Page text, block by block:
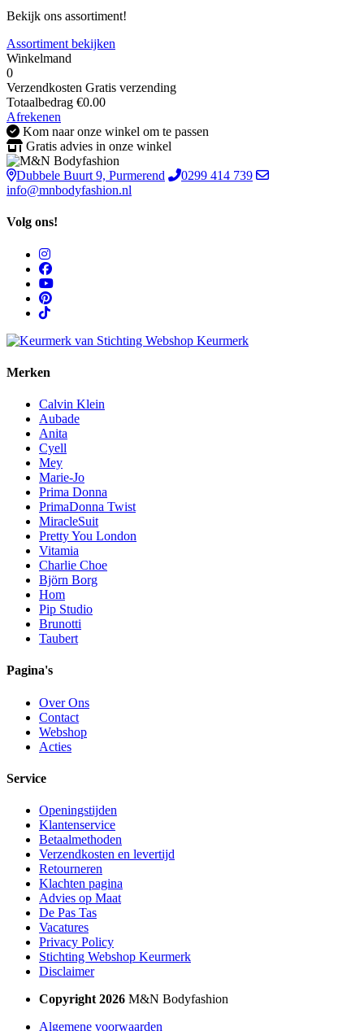
Bekijk ons assortiment!
Assortiment bekijken
Winkelmand
0
Verzendkosten Gratis verzending
Totaalbedrag €0.00
Afrekenen
Kom naar onze winkel om te passen
Gratis advies in onze winkel
Dubbele Buurt 9, Purmerend
0299 414 739
info@mnbodyfashion.nl
Volg ons!
Merken
Calvin Klein
Aubade
Anita
Cyell
Mey
Marie-Jo
Prima Donna
PrimaDonna Twist
MiracleSuit
Pretty You London
Vitamia
Charlie Choe
Björn Borg
Hom
Pip Studio
Brunotti
Taubert
Pagina's
Over Ons
Contact
Webshop
Acties
Service
Openingstijden
Klantenservice
Betaalmethoden
Verzendkosten en levertijd
Retourneren
Klachten pagina
Advies op Maat
De Pas Tas
Vacatures
Privacy Policy
Stichting Webshop Keurmerk
Disclaimer
Copyright 2026 M&N Bodyfashion
Algemene voorwaarden